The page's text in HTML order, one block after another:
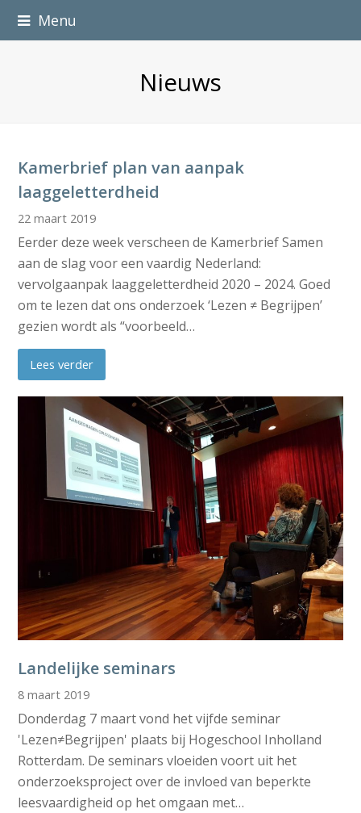
Menu
Nieuws
Kamerbrief plan van aanpak
laaggeletterdheid
22 maart 2019
Eerder deze week verscheen de Kamerbrief Samen
aan de slag voor een vaardig Nederland:
vervolgaanpak laaggeletterdheid 2020 – 2024. Goed
om te lezen dat ons onderzoek ‘Lezen ≠ Begrijpen’
gezien wordt als “voorbeeld…
Lees verder
Landelijke seminars
8 maart 2019
Donderdag 7 maart vond het vijfde seminar
'Lezen≠Begrijpen' plaats bij Hogeschool Inholland
Rotterdam. De seminars vloeiden voort uit het
onderzoeksproject over de invloed van beperkte
leesvaardigheid op het omgaan met…